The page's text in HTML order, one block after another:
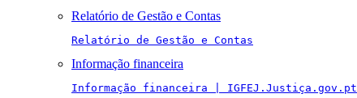
Relatório de Gestão e Contas
Relatório de Gestão e Contas
Informação financeira
Informação financeira | IGFEJ.Justiça.gov.pt